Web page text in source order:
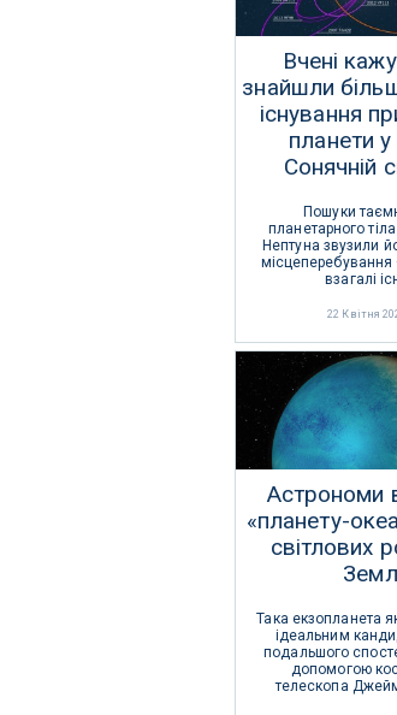
Вчені
знайшли
існування
планети у
Сонячній
Пошуки
планетарного
Нептуна звузили
взагалі
22 Квітня
Астрономи
«планету-
світлових
Така екзопланета
ідеальним
подальшого
допомогою
телескопа